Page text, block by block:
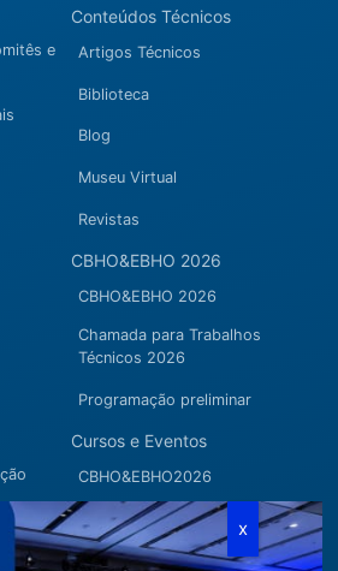
e
Conteúdos Técnicos
Artigos Técnicos
Biblioteca
Blog
Museu Virtual
Revistas
CBHO&EBHO 2026
CBHO&EBHO 2026
Chamada para Trabalhos
Técnicos 2026
Programação preliminar
Cursos e Eventos
CBHO&EBHO2026
Cursos Modulares
Eventos Apoiados